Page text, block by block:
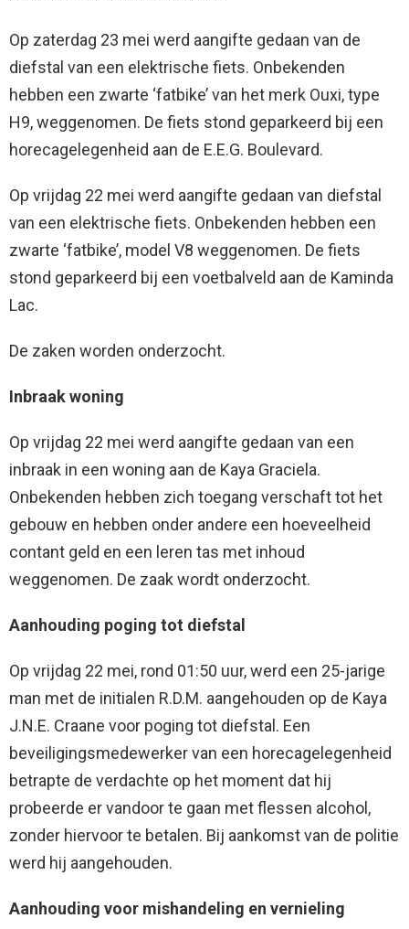
Op zaterdag 23 mei werd aangifte gedaan van de
diefstal van een elektrische fiets. Onbekenden
hebben een zwarte ‘fatbike’ van het merk Ouxi, type
H9, weggenomen. De fiets stond geparkeerd bij een
horecagelegenheid aan de E.E.G. Boulevard.
Op vrijdag 22 mei werd aangifte gedaan van diefstal
van een elektrische fiets. Onbekenden hebben een
zwarte ‘fatbike’, model V8 weggenomen. De fiets
stond geparkeerd bij een voetbalveld aan de Kaminda
Lac.
De zaken worden onderzocht.
Inbraak woning
Op vrijdag 22 mei werd aangifte gedaan van een
inbraak in een woning aan de Kaya Graciela.
Onbekenden hebben zich toegang verschaft tot het
gebouw en hebben onder andere een hoeveelheid
contant geld en een leren tas met inhoud
weggenomen. De zaak wordt onderzocht.
Aanhouding poging tot diefstal
Op vrijdag 22 mei, rond 01:50 uur, werd een 25-jarige
man met de initialen R.D.M. aangehouden op de Kaya
J.N.E. Craane voor poging tot diefstal. Een
beveiligingsmedewerker van een horecagelegenheid
betrapte de verdachte op het moment dat hij
probeerde er vandoor te gaan met flessen alcohol,
zonder hiervoor te betalen. Bij aankomst van de politie
werd hij aangehouden.
Aanhouding voor mishandeling en vernieling